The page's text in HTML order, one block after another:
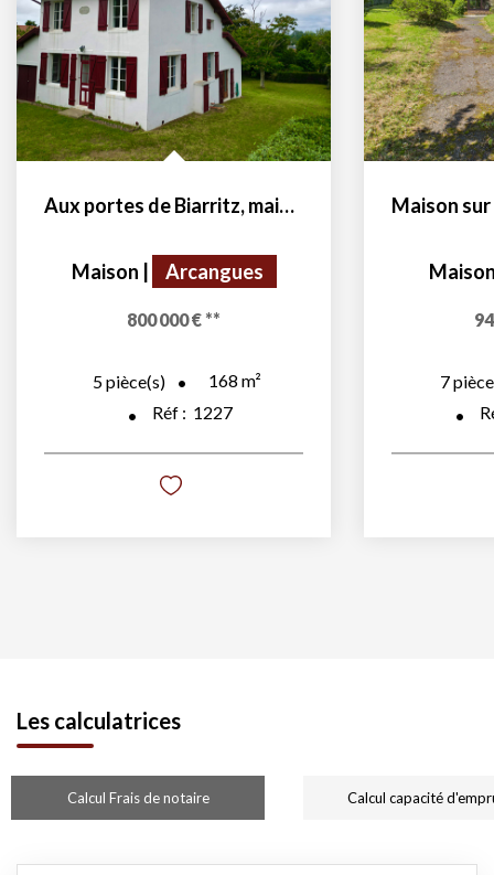
Maison | Arbonne
945 000 €**
7pièce(s) 176m²
Réf : AC-32666
4
Les calculatrices
Calcul Frais de notaire Calcul capacité